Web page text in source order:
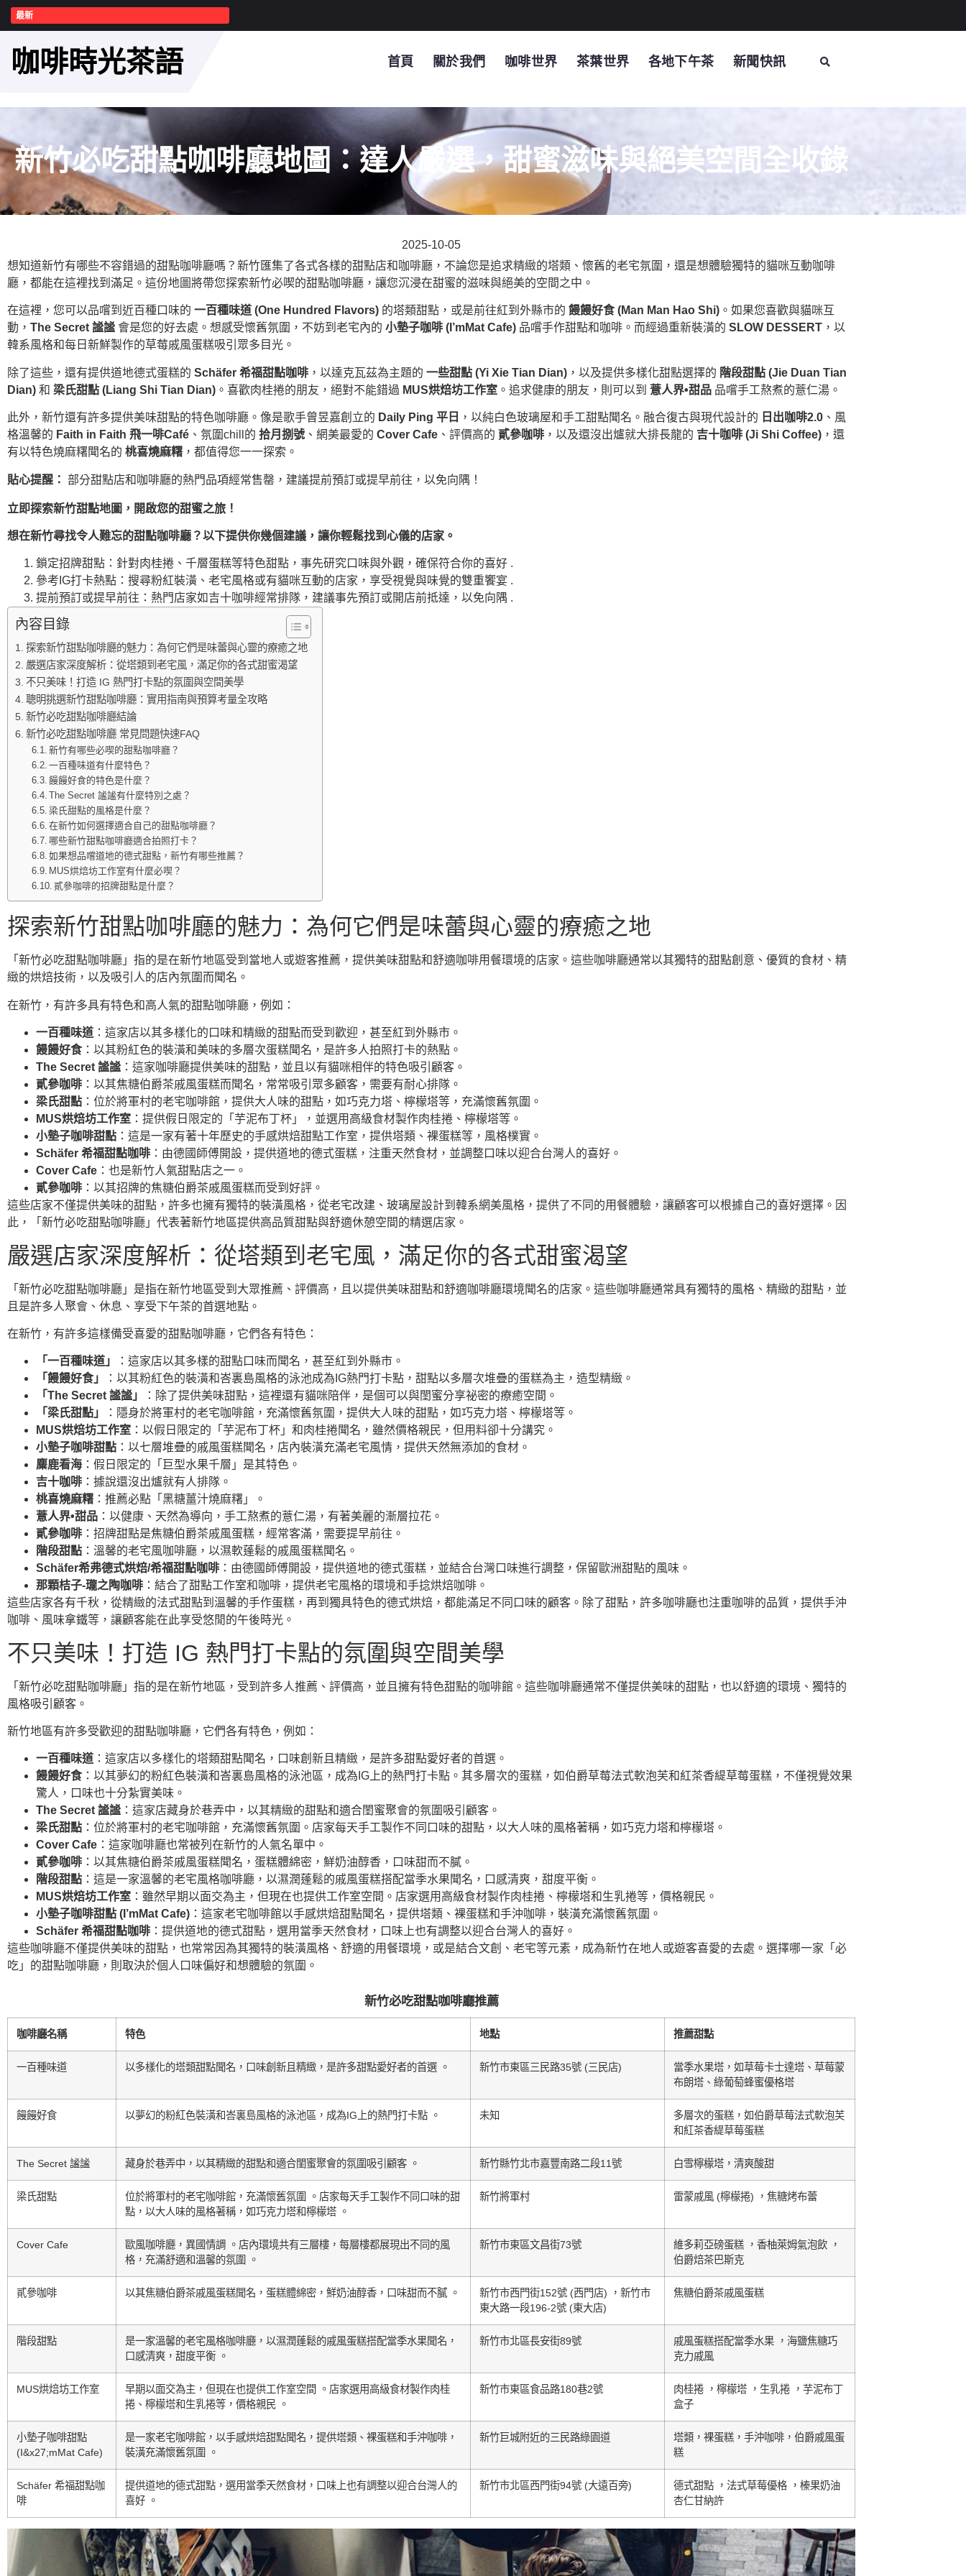
最新
咖啡時光茶語 首頁 關於我們 咖啡世界 茶葉世界 各地下午茶 新聞快訊
新竹必吃甜點咖啡廳地圖：達人嚴選，甜蜜滋味與絕美空間全收錄
2025-10-05
想知道新竹有哪些不容錯過的甜點咖啡廳嗎？新竹匯集了各式各樣的甜點店和咖啡廳，不論您是追求精緻的塔類、懷舊的老宅氛圍，還是想體驗獨特的貓咪互動咖啡
廳，都能在這裡找到滿足。這份地圖將帶您探索新竹必喫的甜點咖啡廳，讓您沉浸在甜蜜的滋味與絕美的空間之中。
在這裡，您可以品嚐到近百種口味的 一百種味道 (One Hundred Flavors) 的塔類甜點，或是前往紅到外縣市的 饅饅好食 (Man Man Hao Shi) 。如果您喜歡與貓咪互
動， The Secret 謐謐 會是您的好去處。想感受懷舊氛圍，不妨到老宅內的 小墊子咖啡 (I’mMat Cafe) 品嚐手作甜點和咖啡。而經過重新裝潢的 SLOW DESSERT ，以
韓系風格和每日新鮮製作的草莓戚風蛋糕吸引眾多目光。
除了這些，還有提供道地德式蛋糕的 Schäfer 希福甜點咖啡 ，以達克瓦茲為主題的 一些甜點 (Yi Xie Tian Dian) ，以及提供多樣化甜點選擇的 階段甜點 (Jie Duan Tian
Dian) 和 梁氏甜點 (Liang Shi Tian Dian) 。喜歡肉桂捲的朋友，絕對不能錯過 MUS烘焙坊工作室 。追求健康的朋友，則可以到 薏人界•甜品 品嚐手工熬煮的薏仁湯。
此外，新竹還有許多提供美味甜點的特色咖啡廳。像是歌手曾昱嘉創立的 Daily Ping 平日 ，以純白色玻璃屋和手工甜點聞名。融合復古與現代設計的 日出咖啡2.0 、風
格溫馨的 Faith in Faith 飛一啡Café 、氛圍chill的 拾月捌號 、網美最愛的 Cover Cafe 、評價高的 貳參咖啡 ，以及還沒出爐就大排長龍的 吉十咖啡 (Ji Shi Coffee) ，還
有以特色燒麻糬聞名的 桃喜燒麻糬 ，都值得您一一探索。
貼心提醒： 部分甜點店和咖啡廳的熱門品項經常售罄，建議提前預訂或提早前往，以免向隅！
立即探索新竹甜點地圖，開啟您的甜蜜之旅！
想在新竹尋找令人難忘的甜點咖啡廳？以下提供你幾個建議，讓你輕鬆找到心儀的店家。
鎖定招牌甜點：針對肉桂捲、千層蛋糕等特色甜點，事先研究口味與外觀，確保符合你的喜好 .
參考IG打卡熱點：搜尋粉紅裝潢、老宅風格或有貓咪互動的店家，享受視覺與味覺的雙重饗宴 .
提前預訂或提早前往：熱門店家如吉十咖啡經常排隊，建議事先預訂或開店前抵達，以免向隅 .
內容目錄
探索新竹甜點咖啡廳的魅力：為何它們是味蕾與心靈的療癒之地
嚴選店家深度解析：從塔類到老宅風，滿足你的各式甜蜜渴望
不只美味！打造 IG 熱門打卡點的氛圍與空間美學
聰明挑選新竹甜點咖啡廳：實用指南與預算考量全攻略
新竹必吃甜點咖啡廳結論
新竹必吃甜點咖啡廳 常見問題快速FAQ
新竹有哪些必喫的甜點咖啡廳？
一百種味道有什麼特色？
饅饅好食的特色是什麼？
The Secret 謐謐有什麼特別之處？
梁氏甜點的風格是什麼？
在新竹如何選擇適合自己的甜點咖啡廳？
哪些新竹甜點咖啡廳適合拍照打卡？
如果想品嚐道地的德式甜點，新竹有哪些推薦？
MUS烘焙坊工作室有什麼必喫？
貳參咖啡的招牌甜點是什麼？
探索新竹甜點咖啡廳的魅力：為何它們是味蕾與心靈的療癒之地
「新竹必吃甜點咖啡廳」指的是在新竹地區受到當地人或遊客推薦，提供美味甜點和舒適咖啡用餐環境的店家。這些咖啡廳通常以其獨特的甜點創意、優質的食材、精
緻的烘焙技術，以及吸引人的店內氛圍而聞名。
在新竹，有許多具有特色和高人氣的甜點咖啡廳，例如：
一百種味道 ：這家店以其多樣化的口味和精緻的甜點而受到歡迎，甚至紅到外縣市。
饅饅好食：以其粉紅色的裝潢和美味的多層次蛋糕聞名，是許多人拍照打卡的熱點。
The Secret 謐謐 ：這家咖啡廳提供美味的甜點，並且以有貓咪相伴的特色吸引顧客。
貳參咖啡 ：以其焦糖伯爵茶戚風蛋糕而聞名，常常吸引眾多顧客，需要有耐心排隊。
梁氏甜點 ：位於將軍村的老宅咖啡館，提供大人味的甜點，如巧克力塔、檸檬塔等，充滿懷舊氛圍。
MUS烘焙坊工作室 ：提供假日限定的「芋泥布丁杯」，並選用高級食材製作肉桂捲、檸檬塔等。
小墊子咖啡甜點 ：這是一家有著十年歷史的手感烘焙甜點工作室，提供塔類、裸蛋糕等，風格樸實。
Schäfer 希福甜點咖啡 ：由德國師傅開設，提供道地的德式蛋糕，注重天然食材，並調整口味以迎合台灣人的喜好。
Cover Cafe ：也是新竹人氣甜點店之一。
貳參咖啡 ：以其招牌的焦糖伯爵茶戚風蛋糕而受到好評。
這些店家不僅提供美味的甜點，許多也擁有獨特的裝潢風格，從老宅改建、玻璃屋設計到韓系網美風格，提供了不同的用餐體驗，讓顧客可以根據自己的喜好選擇。因
此，「新竹必吃甜點咖啡廳」代表著新竹地區提供高品質甜點與舒適休憩空間的精選店家。
嚴選店家深度解析：從塔類到老宅風，滿足你的各式甜蜜渴望
「新竹必吃甜點咖啡廳」是指在新竹地區受到大眾推薦、評價高，且以提供美味甜點和舒適咖啡廳環境聞名的店家。這些咖啡廳通常具有獨特的風格、精緻的甜點，並
且是許多人聚會、休息、享受下午茶的首選地點。
在新竹，有許多這樣備受喜愛的甜點咖啡廳，它們各有特色：
「一百種味道」
：這家店以其多樣的甜點口味而聞名，甚至紅到外縣市。
「饅饅好食」
：以其粉紅色的裝潢和峇裏島風格的泳池成為IG熱門打卡點，甜點以多層次堆疊的蛋糕為主，造型精緻。
「The Secret 謐謐」
：除了提供美味甜點，這裡還有貓咪陪伴，是個可以與閨蜜分享祕密的療癒空間。
「梁氏甜點」
：隱身於將軍村的老宅咖啡館，充滿懷舊氛圍，提供大人味的甜點，如巧克力塔、檸檬塔等。
MUS烘焙坊工作室 ：以假日限定的「芋泥布丁杯」和肉桂捲聞名，雖然價格親民，但用料卻十分講究。
小墊子咖啡甜點 ：以七層堆疊的戚風蛋糕聞名，店內裝潢充滿老宅風情，提供天然無添加的食材。
麋鹿看海 ：假日限定的「巨型水果千層」是其特色。
吉十咖啡 ：據說還沒出爐就有人排隊。
桃喜燒麻糬 ：推薦必點「黑糖薑汁燒麻糬」。
薏人界•甜品 ：以健康、天然為導向，手工熬煮的薏仁湯，有著美麗的漸層拉花。
貳參咖啡 ：招牌甜點是焦糖伯爵茶戚風蛋糕，經常客滿，需要提早前往。
階段甜點 ：溫馨的老宅風咖啡廳，以濕軟蓬鬆的戚風蛋糕聞名。
Schäfer希弗德式烘焙/希福甜點咖啡 ：由德國師傅開設，提供道地的德式蛋糕，並結合台灣口味進行調整，保留歐洲甜點的風味。
那顆桔子-瓏之陶咖啡 ：結合了甜點工作室和咖啡，提供老宅風格的環境和手捻烘焙咖啡。
這些店家各有千秋，從精緻的法式甜點到溫馨的手作蛋糕，再到獨具特色的德式烘焙，都能滿足不同口味的顧客。除了甜點，許多咖啡廳也注重咖啡的品質，提供手沖
咖啡、風味拿鐵等，讓顧客能在此享受悠閒的午後時光。
不只美味！打造 IG 熱門打卡點的氛圍與空間美學
「新竹必吃甜點咖啡廳」指的是在新竹地區，受到許多人推薦、評價高，並且擁有特色甜點的咖啡館。這些咖啡廳通常不僅提供美味的甜點，也以舒適的環境、獨特的
風格吸引顧客。
新竹地區有許多受歡迎的甜點咖啡廳，它們各有特色，例如：
一百種味道 ：這家店以多樣化的塔類甜點聞名，口味創新且精緻，是許多甜點愛好者的首選。
饅饅好食：以其夢幻的粉紅色裝潢和峇裏島風格的泳池區，成為IG上的熱門打卡點。其多層次的蛋糕，如伯爵草莓法式軟泡芙和紅茶香緹草莓蛋糕，不僅視覺效果
驚人，口味也十分紮實美味。
The Secret 謐謐 ：這家店藏身於巷弄中，以其精緻的甜點和適合閨蜜聚會的氛圍吸引顧客。
梁氏甜點 ：位於將軍村的老宅咖啡館，充滿懷舊氛圍。店家每天手工製作不同口味的甜點，以大人味的風格著稱，如巧克力塔和檸檬塔。
Cover Cafe ：這家咖啡廳也常被列在新竹的人氣名單中。
貳參咖啡 ：以其焦糖伯爵茶戚風蛋糕聞名，蛋糕體綿密，鮮奶油醇香，口味甜而不膩。
階段甜點 ：這是一家溫馨的老宅風格咖啡廳，以濕潤蓬鬆的戚風蛋糕搭配當季水果聞名，口感清爽，甜度平衡。
MUS烘焙坊工作室 ：雖然早期以面交為主，但現在也提供工作室空間。店家選用高級食材製作肉桂捲、檸檬塔和生乳捲等，價格親民。
小墊子咖啡甜點 (I’mMat Cafe) ：這家老宅咖啡館以手感烘焙甜點聞名，提供塔類、裸蛋糕和手沖咖啡，裝潢充滿懷舊氛圍。
Schäfer 希福甜點咖啡 ：提供道地的德式甜點，選用當季天然食材，口味上也有調整以迎合台灣人的喜好。
這些咖啡廳不僅提供美味的甜點，也常常因為其獨特的裝潢風格、舒適的用餐環境，或是結合文創、老宅等元素，成為新竹在地人或遊客喜愛的去處。選擇哪一家「必
吃」的甜點咖啡廳，則取決於個人口味偏好和想體驗的氛圍。
新竹必吃甜點咖啡廳推薦
咖啡廳名稱 特色 地點 推薦甜點
一百種味道 以多樣化的塔類甜點聞名，口味創新且精緻，是許多甜點愛好者的首選 。 新竹市東區三民路35號 (三民店)
當季水果塔，如草莓卡士達塔、草莓蒙
布朗塔、綠葡萄蜂蜜優格塔
饅饅好食 以夢幻的粉紅色裝潢和峇裏島風格的泳池區，成為IG上的熱門打卡點 。 未知
多層次的蛋糕，如伯爵草莓法式軟泡芙
和紅茶香緹草莓蛋糕
The Secret 謐謐 藏身於巷弄中，以其精緻的甜點和適合閨蜜聚會的氛圍吸引顧客 。 新竹縣竹北市嘉豐南路二段11號 白雪檸檬塔，清爽酸甜
梁氏甜點
位於將軍村的老宅咖啡館，充滿懷舊氛圍 。店家每天手工製作不同口味的甜
點，以大人味的風格著稱，如巧克力塔和檸檬塔 。
新竹將軍村 雷蒙戚風 (檸檬捲) ，焦糖烤布蕾
Cover Cafe
歐風咖啡廳，異國情調 。店內環境共有三層樓，每層樓都展現出不同的風
格，充滿舒適和溫馨的氛圍 。
新竹市東區文昌街73號
維多莉亞磅蛋糕 ，香柚萊姆氣泡飲 ，
伯爵焙茶巴斯克
貳參咖啡 以其焦糖伯爵茶戚風蛋糕聞名，蛋糕體綿密，鮮奶油醇香，口味甜而不膩 。
新竹市西門街152號 (西門店) ，新竹市
東大路一段196-2號 (東大店)
焦糖伯爵茶戚風蛋糕
階段甜點
是一家溫馨的老宅風格咖啡廳，以濕潤蓬鬆的戚風蛋糕搭配當季水果聞名，
口感清爽，甜度平衡 。
新竹市北區長安街89號
戚風蛋糕搭配當季水果 ，海鹽焦糖巧
克力戚風
MUS烘焙坊工作室
早期以面交為主，但現在也提供工作室空間 。店家選用高級食材製作肉桂
捲、檸檬塔和生乳捲等，價格親民 。
新竹市東區食品路180巷2號
肉桂捲 ，檸檬塔 ，生乳捲 ，芋泥布丁
盒子
小墊子咖啡甜點
(I&x27;mMat Cafe)
是一家老宅咖啡館，以手感烘焙甜點聞名，提供塔類、裸蛋糕和手沖咖啡，
裝潢充滿懷舊氛圍 。
新竹巨城附近的三民路綠園道
塔類，裸蛋糕，手沖咖啡，伯爵戚風蛋
糕
Schäfer 希福甜點咖
啡
提供道地的德式甜點，選用當季天然食材，口味上也有調整以迎合台灣人的
喜好 。
新竹市北區西門街94號 (大遠百旁)
德式甜點 ，法式草莓優格 ，榛果奶油
杏仁甘納許